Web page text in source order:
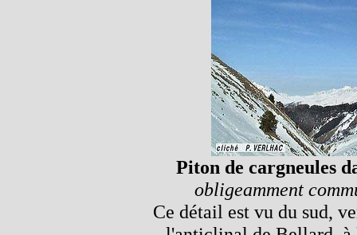
Piton de cargneules
obligeamment
Ce détail est vu du sud,